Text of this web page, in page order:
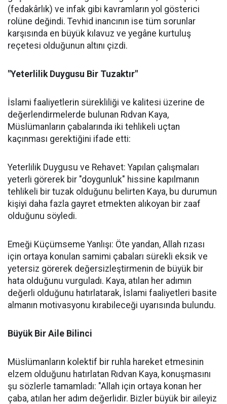
(fedakârlık) ve infak gibi kavramların yol gösterici
rolüne değindi. Tevhid inancının ise tüm sorunlar
karşısında en büyük kılavuz ve yegâne kurtuluş
reçetesi olduğunun altını çizdi.
"Yeterlilik Duygusu Bir Tuzaktır"
İslami faaliyetlerin sürekliliği ve kalitesi üzerine de
değerlendirmelerde bulunan Rıdvan Kaya,
Müslümanların çabalarında iki tehlikeli uçtan
kaçınması gerektiğini ifade etti:
Yeterlilik Duygusu ve Rehavet: Yapılan çalışmaları
yeterli görerek bir "doygunluk" hissine kapılmanın
tehlikeli bir tuzak olduğunu belirten Kaya, bu durumun
kişiyi daha fazla gayret etmekten alıkoyan bir zaaf
olduğunu söyledi.
Emeği Küçümseme Yanlışı: Öte yandan, Allah rızası
için ortaya konulan samimi çabaları sürekli eksik ve
yetersiz görerek değersizleştirmenin de büyük bir
hata olduğunu vurguladı. Kaya, atılan her adımın
değerli olduğunu hatırlatarak, İslami faaliyetleri basite
almanın motivasyonu kırabileceği uyarısında bulundu.
Büyük Bir Aile Bilinci
Müslümanların kolektif bir ruhla hareket etmesinin
elzem olduğunu hatırlatan Rıdvan Kaya, konuşmasını
şu sözlerle tamamladı: "Allah için ortaya konan her
çaba, atılan her adım değerlidir. Bizler büyük bir aileyiz